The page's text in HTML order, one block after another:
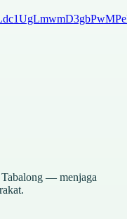
— menjaga